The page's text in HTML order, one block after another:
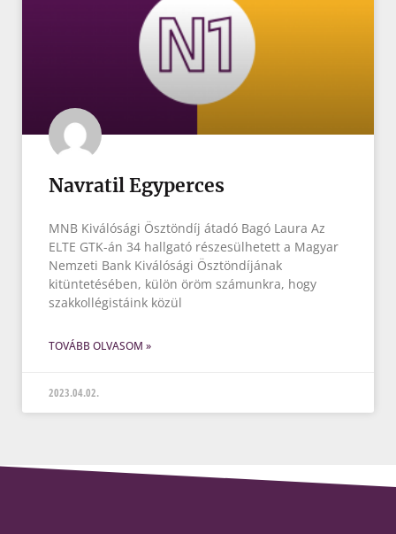
Navratil Egyperces
MNB Kiválósági Ösztöndíj átadó Bagó Laura Az
ELTE GTK-án 34 hallgató részesülhetett a Magyar
Nemzeti Bank Kiválósági Ösztöndíjának
kitüntetésében, külön öröm számunkra, hogy
szakkollégistáink közül
TOVÁBB OLVASOM »
2023.04.02.